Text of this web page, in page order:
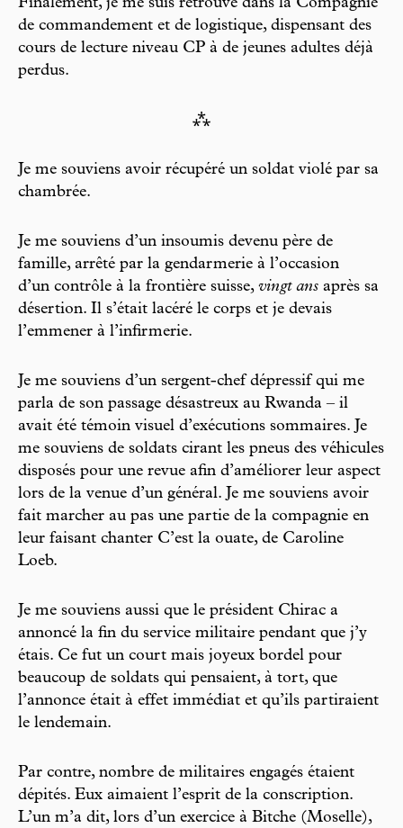
Finalement, je me suis retrouvé dans la Compagnie
de commandement et de logistique, dispensant des
cours de lecture niveau CP à de jeunes adultes déjà
perdus.
⁂
Je me souviens avoir récupéré un soldat violé par sa
chambrée.
Je me souviens d’un insoumis devenu père de
famille, arrêté par la gendarmerie à l’occasion
d’un contrôle à la frontière suisse, vingt ans après sa
désertion. Il s’était lacéré le corps et je devais
l’emmener à l’infirmerie.
Je me souviens d’un sergent-chef dépressif qui me
parla de son passage désastreux au Rwanda – il
avait été témoin visuel d’exécutions sommaires. Je
me souviens de soldats cirant les pneus des véhicules
disposés pour une revue afin d’améliorer leur aspect
lors de la venue d’un général. Je me souviens avoir
fait marcher au pas une partie de la compagnie en
leur faisant chanter C’est la ouate, de Caroline
Loeb.
Je me souviens aussi que le président Chirac a
annoncé la fin du service militaire pendant que j’y
étais. Ce fut un court mais joyeux bordel pour
beaucoup de soldats qui pensaient, à tort, que
l’annonce était à effet immédiat et qu’ils partiraient
le lendemain.
Par contre, nombre de militaires engagés étaient
dépités. Eux aimaient l’esprit de la conscription.
L’un m’a dit, lors d’un exercice à Bitche (Moselle),